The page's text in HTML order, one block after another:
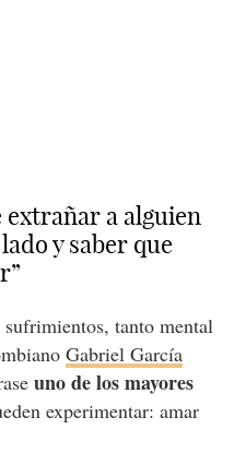
extrañar a alguien
y saber que
tanto mental
Gabriel García
uno de los mayores
experimentar: amar